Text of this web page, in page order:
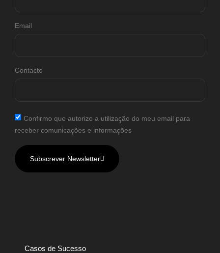
Email
Contacto
Confirmo que autorizo a utilização do meu email para
receber comunicações e informações
Subscrever Newsletter
Casos de Sucesso